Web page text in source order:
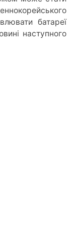
батареї
наступного